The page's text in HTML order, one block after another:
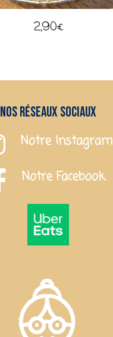
2,90€
Nos réseaux sociaux
Notre Instagram
Notre Facebook